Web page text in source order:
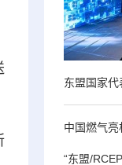
东盟国家
中国燃气
“东盟/